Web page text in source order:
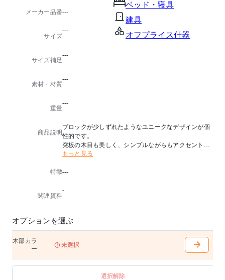
ベッド・寝具
建具
オフプライス什器
メーカー品番---
サイズ
---
サイズ補足
---
素材・材質
---
重量
---
商品説明
ブロックが少しずれたようなユニークなデザインが個
性的です。
突板の木目も美しく、シンプルながらもアクセントに
なるローテーブルです。
もっと見る
特徴---
関連資料
-
オプションを選ぶ
木部カラ
ー
未選択
選択解除